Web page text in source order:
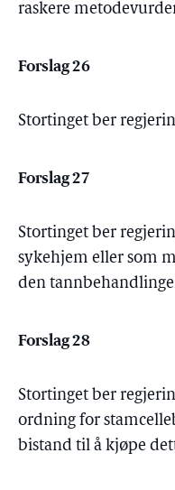
raskere
Forslag 26
Stortinget ber
Forslag 27
Stortinget ber
sykehjem eller som
den
Forslag 28
Stortinget ber
ordning for
bistand til å kjøpe